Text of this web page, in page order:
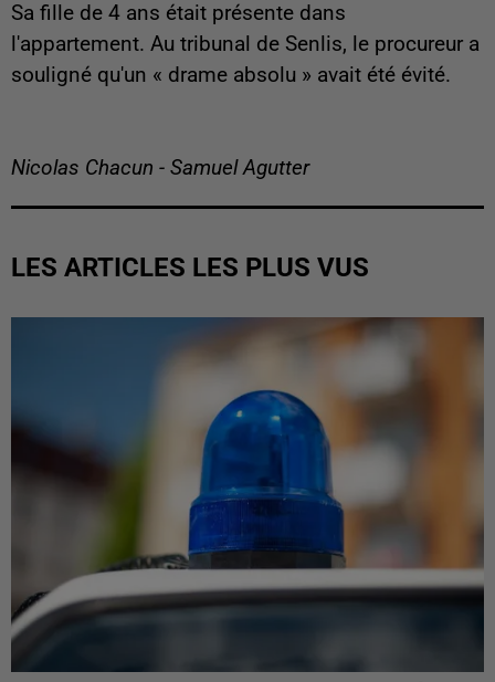
Sa fille de 4 ans était présente dans
l'appartement. Au tribunal de Senlis, le procureur a
souligné qu'un « drame absolu » avait été évité.
Nicolas Chacun - Samuel Agutter
LES ARTICLES LES PLUS VUS